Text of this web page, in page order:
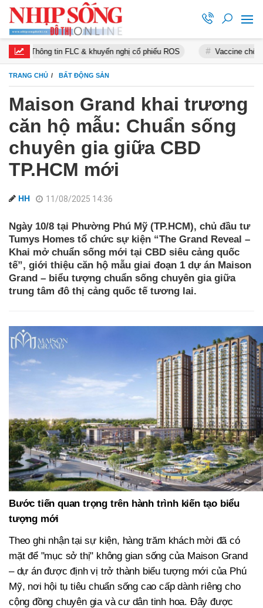
FLC & khuyến nghị cổ phiếu ROS Vaccine chống Covid-19
TRANG CHỦ BẤT ĐỘNG SẢN
Maison Grand khai trương
căn hộ mẫu: Chuẩn sống
chuyên gia giữa CBD
TP.HCM mới
HH 11/08/2025 14:36
Ngày 10/8 tại Phường Phú Mỹ (TP.HCM), chủ đầu tư
Tumys Homes tổ chức sự kiện “The Grand Reveal –
Khai mở chuẩn sống mới tại CBD siêu cảng quốc
tế”, giới thiệu căn hộ mẫu giai đoạn 1 dự án Maison
Grand – biểu tượng chuẩn sống chuyên gia giữa
trung tâm đô thị cảng quốc tế tương lai.
Bước tiến quan trọng trên hành trình kiến tạo biểu
tượng mới
Theo ghi nhận tại sự kiện, hàng trăm khách mời đã có
mặt để "mục sở thị" không gian sống của Maison Grand
– dự án được định vị trở thành biểu tượng mới của Phú
Mỹ, nơi hội tụ tiêu chuẩn sống cao cấp dành riêng cho
cộng đồng chuyên gia và cư dân tinh hoa. Đây được